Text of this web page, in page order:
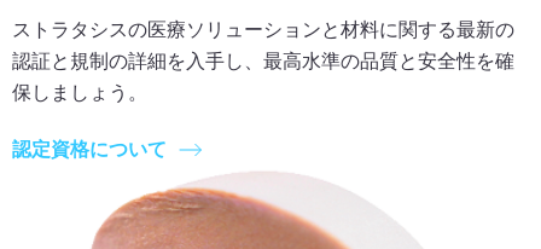
ストラタシスの医療ソリューションと材料に関する最新の
認証と規制の詳細を入手し、最高水準の品質と安全性を確
保しましょう。
認定資格について